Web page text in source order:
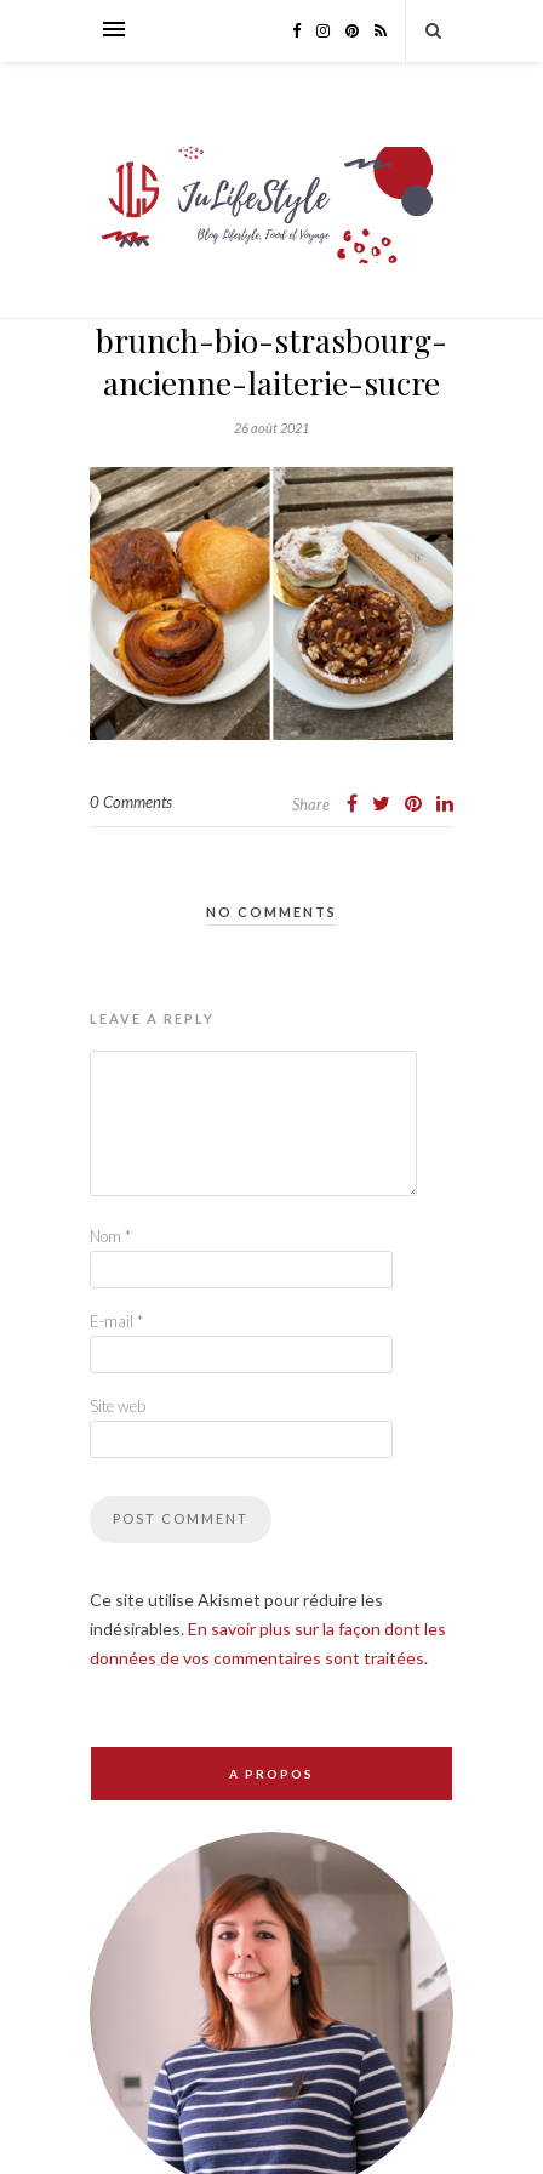
brunch-bio-strasbourg-
ancienne-laiterie-sucre
26 août 2021
0 Comments Share
NO COMMENTS
LEAVE A REPLY
Nom *
E-mail *
Site web
Ce site utilise Akismet pour réduire les
indésirables.En savoir plus sur la façon dont les
données de vos commentaires sont traitées.
A PROPOS